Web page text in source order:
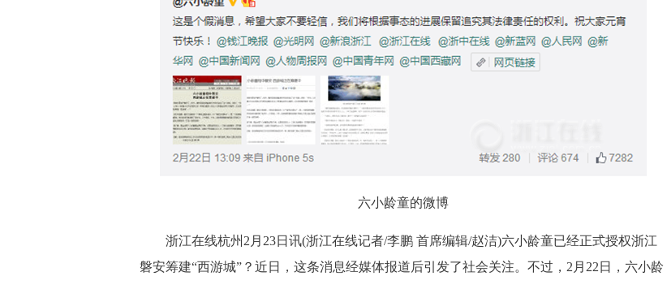
六小龄童的微博
浙江在线杭州2月23日讯(浙江在线记者/李鹏 首席编辑/赵洁)六小龄童已经正式授权浙江
磐安筹建“西游城”？近日，这条消息经媒体报道后引发了社会关注。不过，2月22日，六小龄